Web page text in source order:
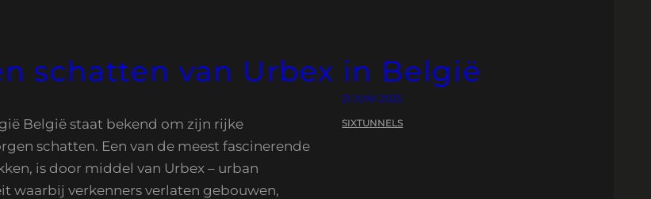
schatten van Urbex in België
België staat bekend om zijn rijke
schatten. Een van de meest fascinerende
is door middel van Urbex – urban
waarbij verkenners verlaten gebouwen,
21 JUNI 2025
SIXTUNNELS